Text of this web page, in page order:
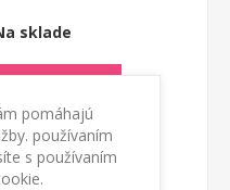
sklade
pomáhajú
používaním
s používaním